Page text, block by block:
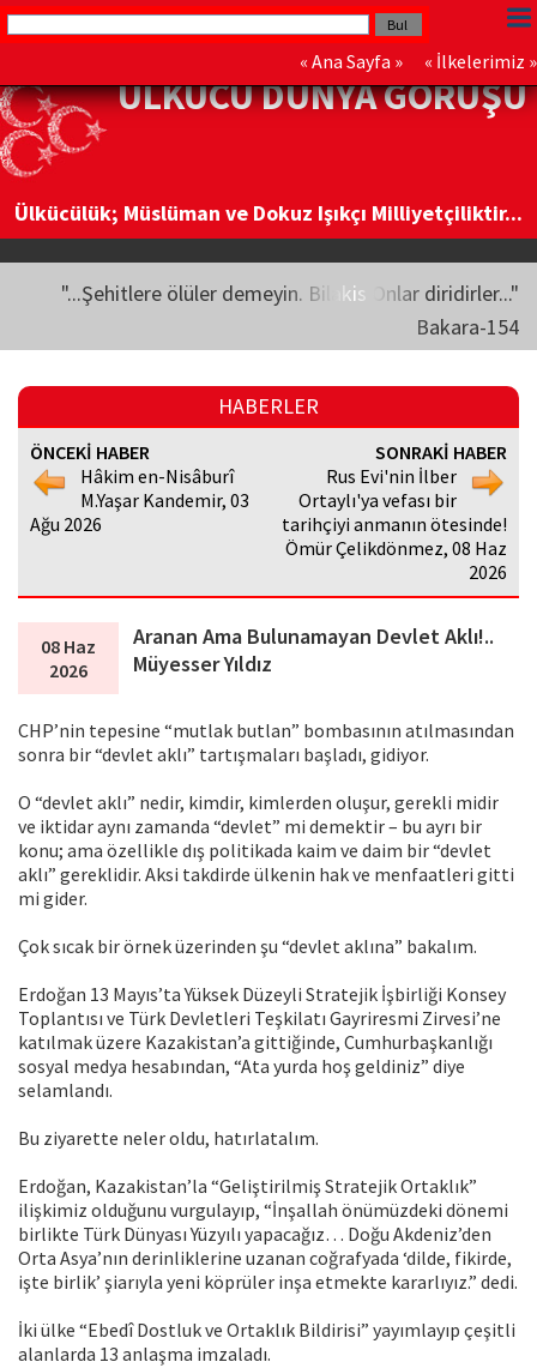
« Ana Sayfa » « İlkelerimiz »
ÜLKÜCÜ DÜNYA GÖRÜŞÜ
Ülkücülük; Müslüman ve Dokuz Işıkçı Milliyetçiliktir...
"...Şehitlere ölüler demeyin. Bilakis Onlar diridirler..."
Bakara-154
HABERLER
ÖNCEKİ HABER
Hâkim en-Nisâburî
M.Yaşar Kandemir, 03
Ağu 2026
SONRAKİ HABER
Rus Evi'nin İlber
Ortaylı'ya vefası bir
tarihçiyi anmanın ötesinde!
Ömür Çelikdönmez, 08 Haz
2026
08 Haz
2026
Aranan Ama Bulunamayan Devlet Aklı!..
Müyesser Yıldız
CHP’nin tepesine “mutlak butlan” bombasının atılmasından
sonra bir “devlet aklı” tartışmaları başladı, gidiyor.
O “devlet aklı” nedir, kimdir, kimlerden oluşur, gerekli midir
ve iktidar aynı zamanda “devlet” mi demektir – bu ayrı bir
konu; ama özellikle dış politikada kaim ve daim bir “devlet
aklı” gereklidir. Aksi takdirde ülkenin hak ve menfaatleri gitti
mi gider.
Çok sıcak bir örnek üzerinden şu “devlet aklına” bakalım.
Erdoğan 13 Mayıs’ta Yüksek Düzeyli Stratejik İşbirliği Konsey
Toplantısı ve Türk Devletleri Teşkilatı Gayriresmi Zirvesi’ne
katılmak üzere Kazakistan’a gittiğinde, Cumhurbaşkanlığı
sosyal medya hesabından, “Ata yurda hoş geldiniz” diye
selamlandı.
Bu ziyarette neler oldu, hatırlatalım.
Erdoğan, Kazakistan’la “Geliştirilmiş Stratejik Ortaklık”
ilişkimiz olduğunu vurgulayıp, “İnşallah önümüzdeki dönemi
birlikte Türk Dünyası Yüzyılı yapacağız… Doğu Akdeniz’den
Orta Asya’nın derinliklerine uzanan coğrafyada ‘dilde, fikirde,
işte birlik’ şiarıyla yeni köprüler inşa etmekte kararlıyız.” dedi.
İki ülke “Ebedî Dostluk ve Ortaklık Bildirisi” yayımlayıp çeşitli
alanlarda 13 anlaşma imzaladı.